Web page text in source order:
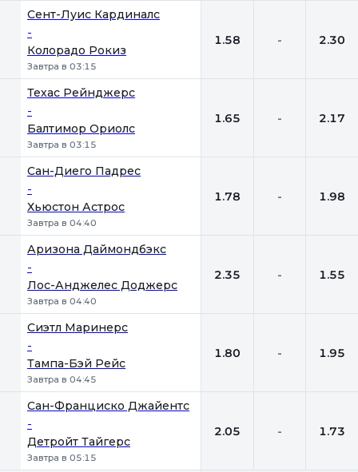
Сент-Луис Кардиналс
-
Колорадо Рокиз
Завтра в 03:15
1.58 - 2.30
Техас Рейнджерс
-
Балтимор Ориолс
Завтра в 03:15
1.65 - 2.17
Сан-Диего Падрес
-
Хьюстон Астрос
Завтра в 04:40
1.78 - 1.98
Аризона Даймондбэкс
-
Лос-Анджелес Доджерс
Завтра в 04:40
2.35 - 1.55
Сиэтл Маринерс
-
Тампа-Бэй Рейс
Завтра в 04:45
1.80 - 1.95
Сан-Франциско Джайентс
-
Детройт Тайгерс
Завтра в 05:15
2.05 - 1.73